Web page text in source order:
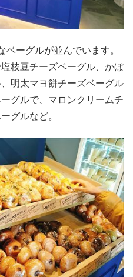
ーグルが並んでいます。
枝豆チーズベーグル、かぼ
明太マヨ餅チーズベーグル
グルで、マロンクリームチ
グルなど。